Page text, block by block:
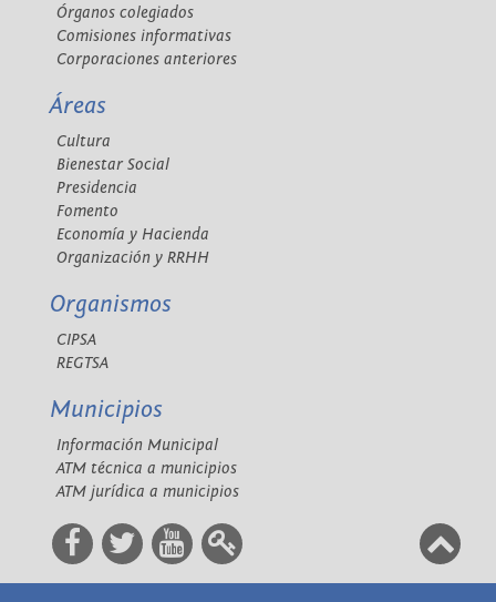
Órganos colegiados
Comisiones informativas
Corporaciones anteriores
Áreas
Cultura
Bienestar Social
Presidencia
Fomento
Economía y Hacienda
Organización y RRHH
Organismos
CIPSA
REGTSA
Municipios
Información Municipal
ATM técnica a municipios
ATM jurídica a municipios